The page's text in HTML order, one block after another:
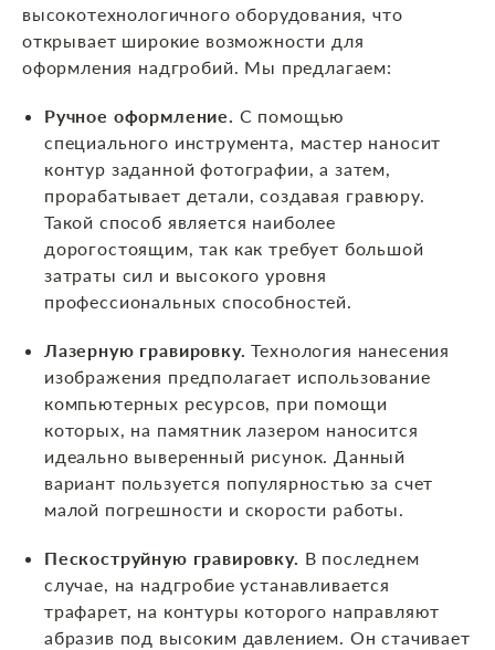
высокотехнологичного оборудования, что
открывает широкие возможности для
оформления надгробий. Мы предлагаем:
Ручное оформление. С помощью
специального инструмента, мастер наносит
контур заданной фотографии, а затем,
прорабатывает детали, создавая гравюру.
Такой способ является наиболее
дорогостоящим, так как требует большой
затраты сил и высокого уровня
профессиональных способностей.
Лазерную гравировку.Технология нанесения
изображения предполагает использование
компьютерных ресурсов, при помощи
которых, на памятник лазером наносится
идеально выверенный рисунок. Данный
вариант пользуется популярностью за счет
малой погрешности и скорости работы.
Пескоструйную гравировку. В последнем
случае, на надгробие устанавливается
трафарет, на контуры которого направляют
абразив под высоким давлением. Он стачивает